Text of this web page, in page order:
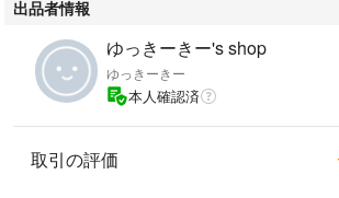
出品者情報
ゆっきーきー's shop
ゆっきーきー
本人確認済
取引の評価